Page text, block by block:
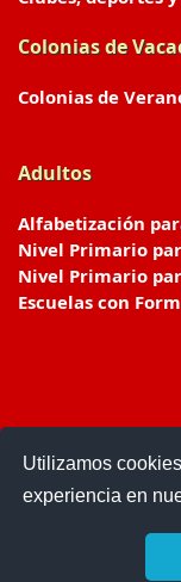
Utilizamos
experiencia en
Colonias de
Colonias de
Adultos
Alfabetización
Nivel Primario
Nivel Primario
Escuelas con